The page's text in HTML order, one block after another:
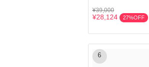
¥39,000
¥28,124 27%OFF
6